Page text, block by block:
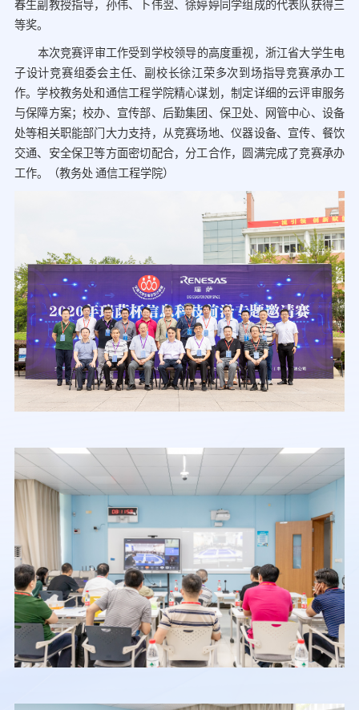
春生副教授指导，孙伟、卜伟翌、徐婷婷同学组成的代表队获得三
等奖。
本次竞赛评审工作受到学校领导的高度重视，浙江省大学生电
子设计竞赛组委会主任、副校长徐江荣多次到场指导竞赛承办工
作。学校教务处和通信工程学院精心谋划，制定详细的云评审服务
与保障方案；校办、宣传部、后勤集团、保卫处、网管中心、设备
处等相关职能部门大力支持，从竞赛场地、仪器设备、宣传、餐饮
交通、安全保卫等方面密切配合，分工合作，圆满完成了竞赛承办
工作。（教务处 通信工程学院）